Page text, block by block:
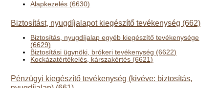
Alapkezelés (6630)
Biztosítást, nyugdíjalapot kiegészítő tevékenység (662)
Biztosítás, nyugdíjalap egyéb kiegészítő tevékenysége
(6629)
Biztosítási ügynöki, brókeri tevékenység (6622)
Kockázatértékelés, kárszakértés (6621)
Pénzügyi kiegészítő tevékenység (kivéve: biztosítás,